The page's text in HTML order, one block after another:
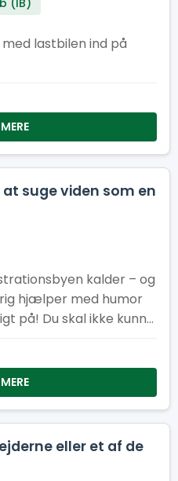
(IB)
lastbilen ind på
suge viden som en
kalder – og
hjælper med humor
kunne
tør stille
hvis jeg trykker
eller et af de